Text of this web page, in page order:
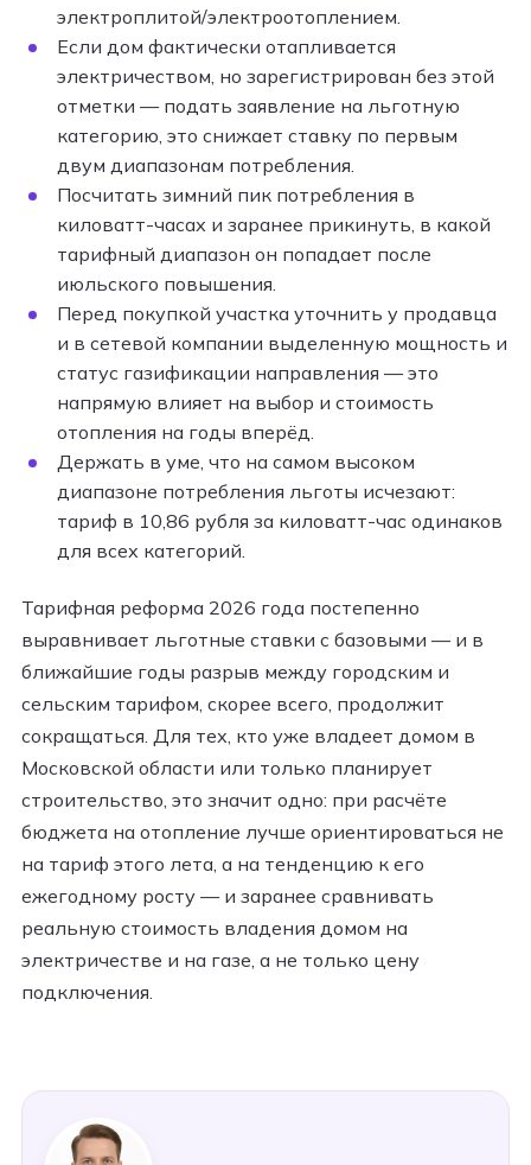
электроплитой/электроотоплением.
Если дом фактически отапливается
электричеством, но зарегистрирован без этой
отметки — подать заявление на льготную
категорию, это снижает ставку по первым
двум диапазонам потребления.
Посчитать зимний пик потребления в
киловатт-часах и заранее прикинуть, в какой
тарифный диапазон он попадает после
июльского повышения.
Перед покупкой участка уточнить у продавца
и в сетевой компании выделенную мощность и
статус газификации направления — это
напрямую влияет на выбор и стоимость
отопления на годы вперёд.
Держать в уме, что на самом высоком
диапазоне потребления льготы исчезают:
тариф в 10,86 рубля за киловатт-час одинаков
для всех категорий.
Тарифная реформа 2026 года постепенно
выравнивает льготные ставки с базовыми — и в
ближайшие годы разрыв между городским и
сельским тарифом, скорее всего, продолжит
сокращаться. Для тех, кто уже владеет домом в
Московской области или только планирует
строительство, это значит одно: при расчёте
бюджета на отопление лучше ориентироваться не
на тариф этого лета, а на тенденцию к его
ежегодному росту — и заранее сравнивать
реальную стоимость владения домом на
электричестве и на газе, а не только цену
подключения.